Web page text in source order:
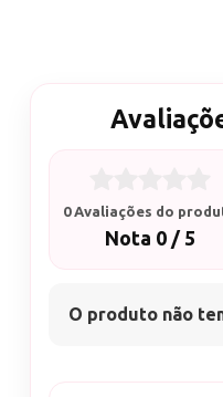
0 Avaliações do
Nota 0 / 5
O produto não